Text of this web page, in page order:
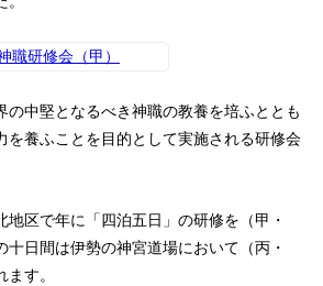
の中堅となるべき神職の教養を培ふととも
を養ふことを目的として実施される研修会
地区で年に「四泊五日」の研修を（甲・
十日間は伊勢の神宮道場において（丙・
す。